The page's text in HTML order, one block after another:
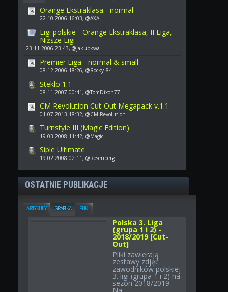
Orange Ekstraklasa - normal
22.10.2006 16:03, @AXA
Ligi polskie - Orange Ekstraklasa, II Liga,
Niższe Ligi
23.11.2006 23:43, @jakubkwa
Premier Liga - normal & small
08.12.2006 18:26, @Rocky_84
Steklo 1.1
08.11.2007 00:41, @TomDixon77
CM Revolution Cut-Out Megapack v.1.1
01.07.2013 18:32, @CM Revolution
Turnstyle III (Magic Edition)
19.03.2008 11:42, @Magic
Siple Ultimate
19.02.2008 02:11, @Rosenberg
OSTATNIE PUBLIKACJE
ARTYKUŁY GRAFIKA PLIKI
Polska 3. Liga
(grupa 1 i 2) -
2018/2019 [Cut-
Out]
Pliki zawierają
zestawy zdjęć
zawodników polskiej
3. ligi (grupa 1 i 2) na
sezon 2018/2019.